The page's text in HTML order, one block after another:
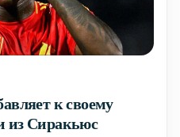
к своему
из Сиракьюс